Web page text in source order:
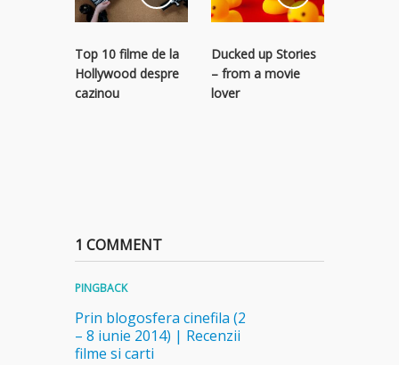
Top 10 filme de la
Hollywood despre
cazinou
Ducked up Stories
– from a movie
lover
1 COMMENT
PINGBACK
Prin blogosfera cinefila (2
– 8 iunie 2014) | Recenzii
filme si carti